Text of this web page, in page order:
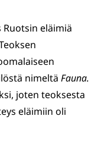
Ruotsin eläimiä
nimeltä Fauna.
joten teoksesta
eläimiin oli